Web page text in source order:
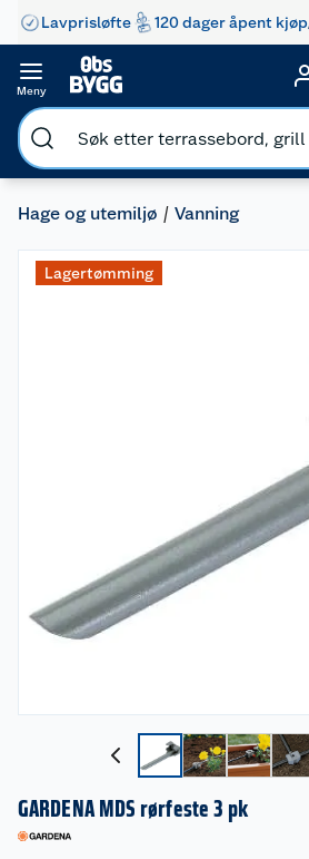
Lavprisløfte 120 dager åpent kjøp
Meny
Hage og utemiljø Vanning
Lagertømming
GARDENA MDS rørfeste 3 pk